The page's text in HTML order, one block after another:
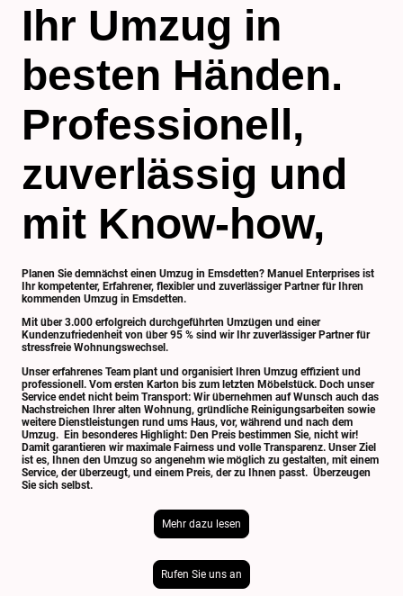
Ihr Umzug in
besten Händen.
Professionell,
zuverlässig und
mit Know-how,
Planen Sie demnächst einen Umzug in Emsdetten? Manuel Enterprises ist
Ihr kompetenter, Erfahrener, flexibler und zuverlässiger Partner für Ihren
kommenden Umzug in Emsdetten.
Mit über 3.000 erfolgreich durchgeführten Umzügen und einer
Kundenzufriedenheit von über 95 % sind wir Ihr zuverlässiger Partner für
stressfreie Wohnungswechsel.
Unser erfahrenes Team plant und organisiert Ihren Umzug effizient und
professionell. Vom ersten Karton bis zum letzten Möbelstück. Doch unser
Service endet nicht beim Transport: Wir übernehmen auf Wunsch auch das
Nachstreichen Ihrer alten Wohnung, gründliche Reinigungsarbeiten sowie
weitere Dienstleistungen rund ums Haus, vor, während und nach dem
Umzug. Ein besonderes Highlight: Den Preis bestimmen Sie, nicht wir!
Damit garantieren wir maximale Fairness und volle Transparenz. Unser Ziel
ist es, Ihnen den Umzug so angenehm wie möglich zu gestalten, mit einem
Service, der überzeugt, und einem Preis, der zu Ihnen passt. Überzeugen
Sie sich selbst.
Mehr dazu lesen
Rufen Sie uns an